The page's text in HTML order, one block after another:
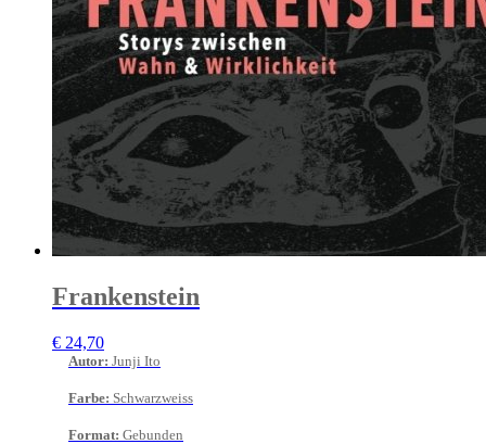
Frankenstein
€ 24,70
Autor: Junji Ito
Farbe: Schwarzweiss
Format: Gebunden